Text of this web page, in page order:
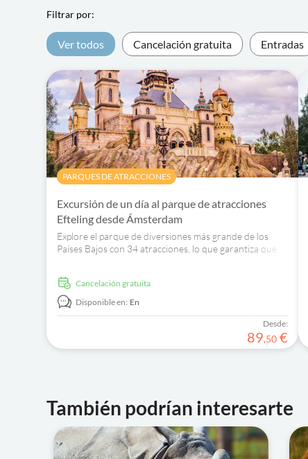
Precio más bajo
Precio más alto
Filtrar por:
Ver todos Cancelación gratuita Entradas
PARQUES DE ATRACCIONES
Excursión de un día al parque de atracciones
Efteling desde Ámsterdam
Explore el parque de diversiones más grande de los
Países Bajos con 34 atracciones, lo que garantiza que
cancelación gratuita
Disponible en: En
Desde:
89,50 €
También podrían interesarte